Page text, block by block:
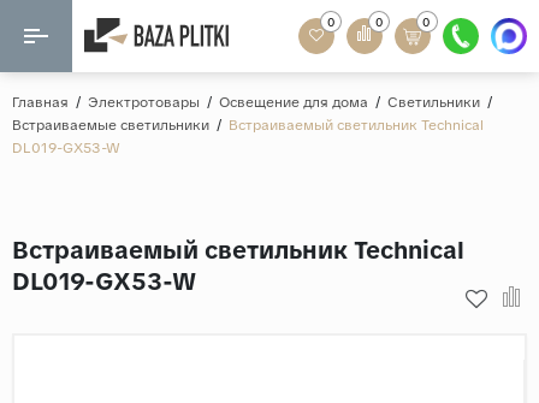
Назад
Керамогранит
Назад
20x120
Мозаика
0 0 0
Главная / Электротовары / Освещение для дома / Светильники /
Встраиваемые светильники / Встраиваемый светильник Technical
DL019-GX53-W
Встраиваемый светильник Technical
DL019-GX53-W